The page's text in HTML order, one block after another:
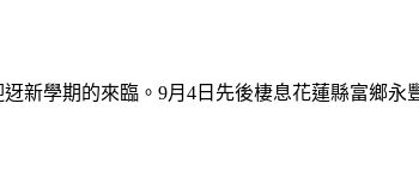
新學期的來臨。9月4日先後棲息花蓮縣富鄉永